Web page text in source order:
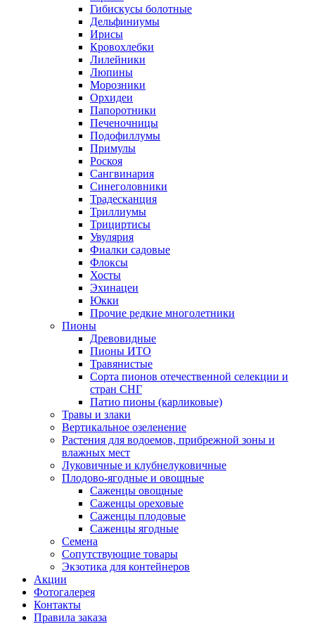
Гибискусы болотные
Дельфиниумы
Ирисы
Кровохлебки
Лилейники
Люпины
Морозники
Орхидеи
Папоротники
Печеночницы
Подофиллумы
Примулы
Роскоя
Сангвинария
Синеголовники
Традесканция
Триллиумы
Трициртисы
Увулярия
Фиалки садовые
Флоксы
Хосты
Эхинацеи
Юкки
Прочие редкие многолетники
Пионы
Древовидные
Пионы ИТО
Травянистые
Сорта пионов отечественной селекции и
стран СНГ
Патио пионы (карликовые)
Травы и злаки
Вертикальное озеленение
Растения для водоемов, прибрежной зоны и
влажных мест
Луковичные и клубнелуковичные
Плодово-ягодные и овощные
Саженцы овощные
Саженцы ореховые
Саженцы плодовые
Саженцы ягодные
Семена
Сопутствующие товары
Экзотика для контейнеров
Акции
Фотогалерея
Контакты
Правила заказа